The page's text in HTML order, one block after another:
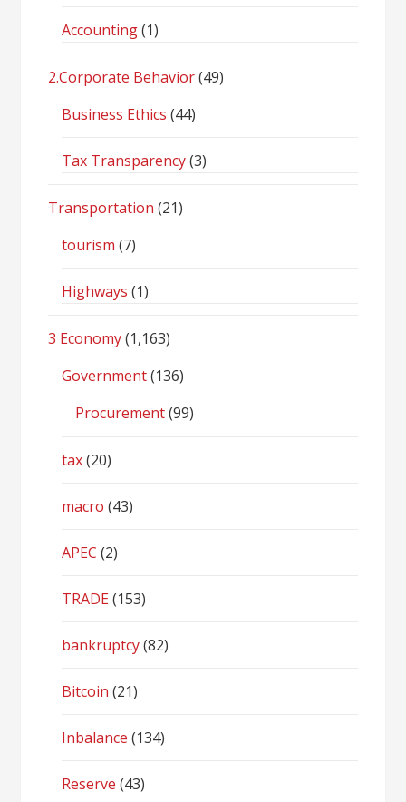
Accounting(1)
2.Corporate Behavior(49)
Business Ethics (44)
Tax Transparency(3)
Transportation (21)
tourism (7)
Highways (1)
3 Economy(1,163)
Government(136)
Procurement(99)
tax(20)
macro (43)
APEC (2)
TRADE(153)
bankruptcy(82)
Bitcoin (21)
Inbalance (134)
Reserve (43)